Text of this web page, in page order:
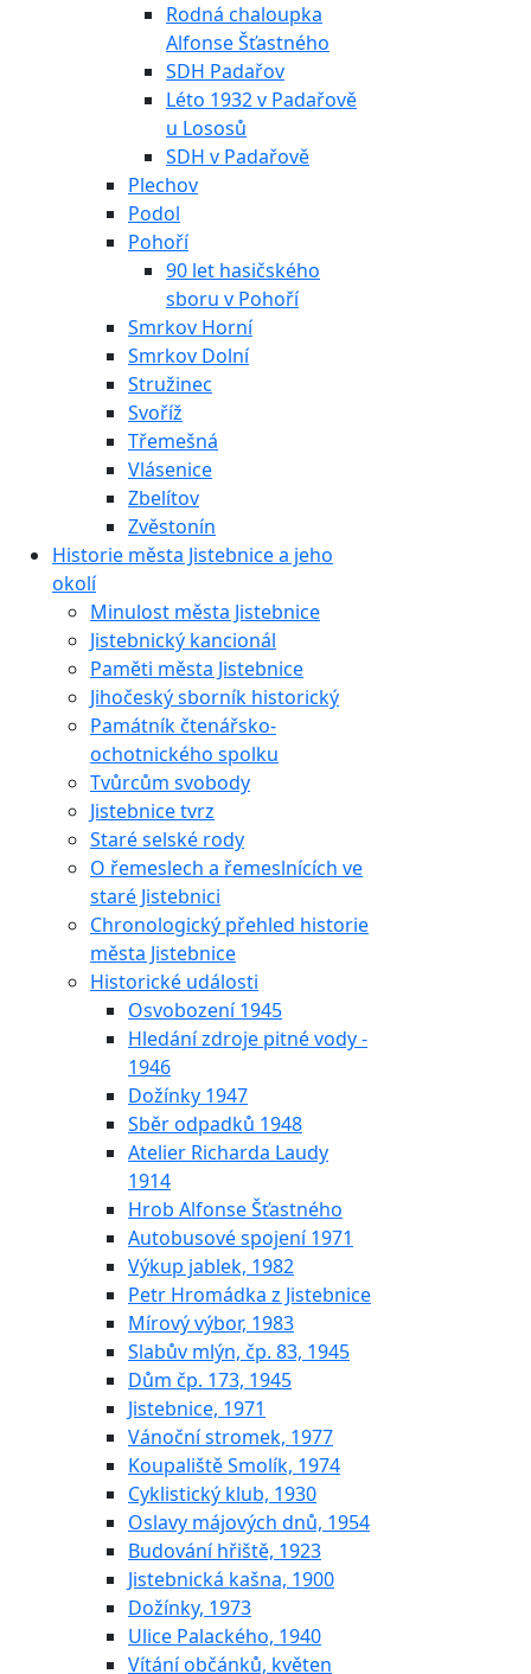
Rodná chaloupka
Alfonse Šťastného
SDH Padařov
Léto 1932 v Padařově
u Lososů
SDH v Padařově
Plechov
Podol
Pohoří
90 let hasičského
sboru v Pohoří
Smrkov Horní
Smrkov Dolní
Stružinec
Svoříž
Třemešná
Vlásenice
Zbelítov
Zvěstonín
Historie města Jistebnice a jeho
okolí
Minulost města Jistebnice
Jistebnický kancionál
Paměti města Jistebnice
Jihočeský sborník historický
Památník čtenářsko-
ochotnického spolku
Tvůrcům svobody
Jistebnice tvrz
Staré selské rody
O řemeslech a řemeslnících ve
staré Jistebnici
Chronologický přehled historie
města Jistebnice
Historické události
Osvobození 1945
Hledání zdroje pitné vody -
1946
Dožínky 1947
Sběr odpadků 1948
Atelier Richarda Laudy
1914
Hrob Alfonse Šťastného
Autobusové spojení 1971
Výkup jablek, 1982
Petr Hromádka z Jistebnice
Mírový výbor, 1983
Slabův mlýn, čp. 83, 1945
Dům čp. 173, 1945
Jistebnice, 1971
Vánoční stromek, 1977
Koupaliště Smolík, 1974
Cyklistický klub, 1930
Oslavy májových dnů, 1954
Budování hřiště, 1923
Jistebnická kašna, 1900
Dožínky, 1973
Ulice Palackého, 1940
Vítání občánků, květen